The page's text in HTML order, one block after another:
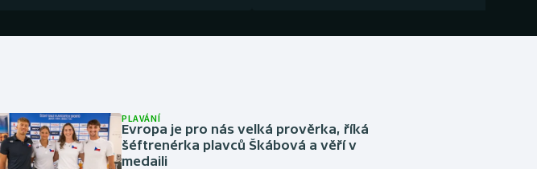
PLAVÁNÍ
Evropa je pro nás velká prověrka, říká
šéftrenérka plavců Škábová a věří v
medaili